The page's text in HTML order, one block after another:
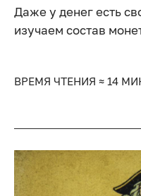
Даже у денег есть
изучаем состав
ВРЕМЯ ЧТЕНИЯ ≈ 14